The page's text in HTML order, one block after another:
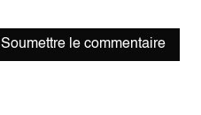
Soumettre le commentaire